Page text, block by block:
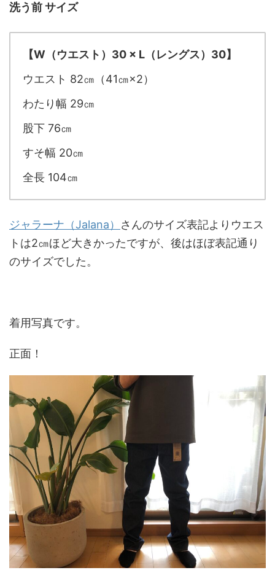
洗う前 サイズ
【W（ウエスト）30 × L（レングス）30】
ウエスト 82㎝（41㎝×2）
わたり幅 29㎝
股下 76㎝
すそ幅 20㎝
全長 104㎝
ジャラーナ（Jalana） さんのサイズ表記よりウエス
トは2㎝ほど大きかったですが、後はほぼ表記通り
のサイズでした。
着用写真です。
正面！